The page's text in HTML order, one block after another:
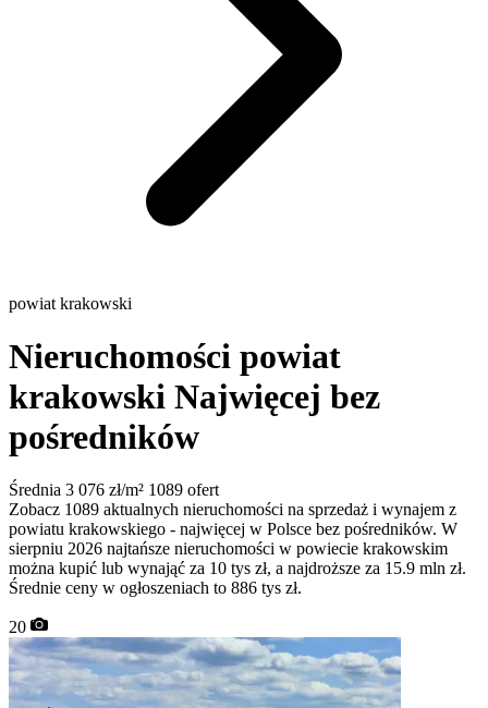
powiat krakowski
Nieruchomości powiat
krakowski Najwięcej bez
pośredników
Średnia 3 076 zł/m² 1089 ofert
Zobacz 1089 aktualnych nieruchomości na sprzedaż i wynajem z
powiatu krakowskiego - najwięcej w Polsce bez pośredników. W
sierpniu 2026 najtańsze nieruchomości w powiecie krakowskim
można kupić lub wynająć za 10 tys zł, a najdroższe za 15.9 mln zł.
Średnie ceny w ogłoszeniach to 886 tys zł.
20